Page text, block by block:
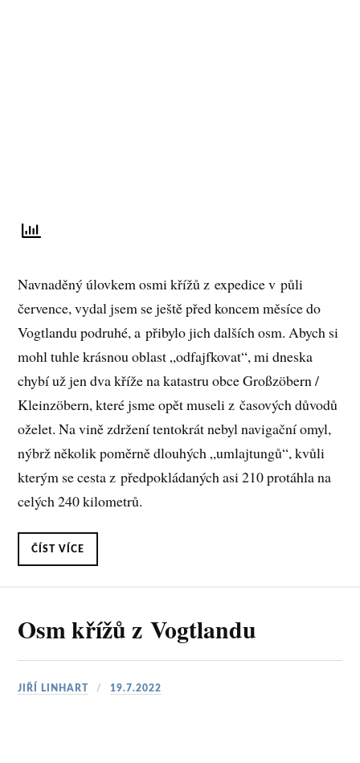
Navnaděný úlovkem osmi křížů z expedice v půli
července, vydal jsem se ještě před koncem měsíce do
Vogtlandu podruhé, a přibylo jich dalších osm. Abych si
mohl tuhle krásnou oblast „odfajfkovat“, mi dneska
chybí už jen dva kříže na katastru obce Großzöbern /
Kleinzöbern, které jsme opět museli z časových důvodů
oželet. Na vině zdržení tentokrát nebyl navigační omyl,
nýbrž několik poměrně dlouhých „umlajtungů“, kvůli
kterým se cesta z předpokládaných asi 210 protáhla na
celých 240 kilometrů.
ČÍST VÍCE
Osm křížů z Vogtlandu
JIŘÍ LINHART 19.7.2022